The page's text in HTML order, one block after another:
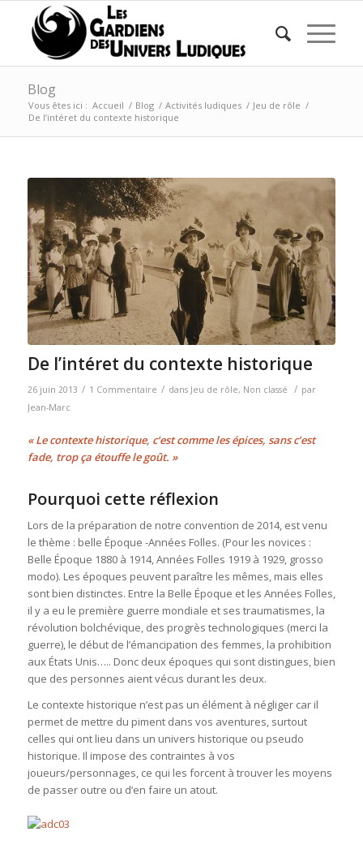
Blog
Vous êtes ici : Accueil / Blog / Activités ludiques / Jeu de rôle /
De l’intéret du contexte historique
De l’intéret du contexte historique
26 juin 2013 / 1 Commentaire / dans Jeu de rôle, Non classé / par
Jean-Marc
« Le contexte historique, c’est comme les épices, sans c’est
fade, trop ça étouffe le goût. »
Pourquoi cette réflexion
Lors de la préparation de notre convention de 2014, est venu
le thème : belle Époque -Années Folles. (Pour les novices :
Belle Époque 1880 à 1914, Années Folles 1919 à 1929, grosso
modo). Les époques peuvent paraître les mêmes, mais elles
sont bien distinctes. Entre la Belle Époque et les Années Folles,
il y a eu le première guerre mondiale et ses traumatismes, la
révolution bolchévique, des progrès technologiques (merci la
guerre), le début de l’émancipation des femmes, la prohibition
aux États Unis….. Donc deux époques qui sont distingues, bien
que des personnes aient vécus durant les deux.
Le contexte historique n’est pas un élément à négliger car il
permet de mettre du piment dans vos aventures, surtout
celles qui ont lieu dans un univers historique ou pseudo
historique. Il impose des contraintes à vos
joueurs/personnages, ce qui les forcent à trouver les moyens
de passer outre ou d’en faire un atout.